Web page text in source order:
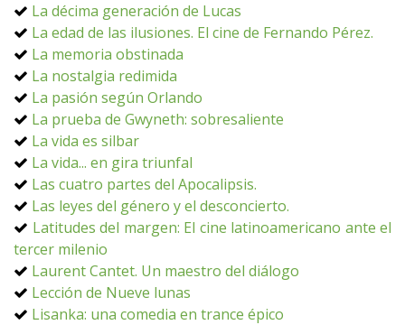
La décima generación de Lucas
La edad de las ilusiones. El cine de Fernando Pérez.
La memoria obstinada
La nostalgia redimida
La pasión según Orlando
La prueba de Gwyneth: sobresaliente
La vida es silbar
La vida... en gira triunfal
Las cuatro partes del Apocalipsis.
Las leyes del género y el desconcierto.
Latitudes del margen: El cine latinoamericano ante el
tercer milenio
Laurent Cantet. Un maestro del diálogo
Lección de Nueve lunas
Lisanka: una comedia en trance épico